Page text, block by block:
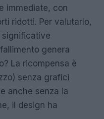
immediate, con
ridotti. Per valutarlo,
significative
genera
La ricompensa è
senza grafici
anche senza la
il design ha